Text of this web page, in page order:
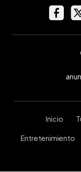
Inicio
Entretenimiento